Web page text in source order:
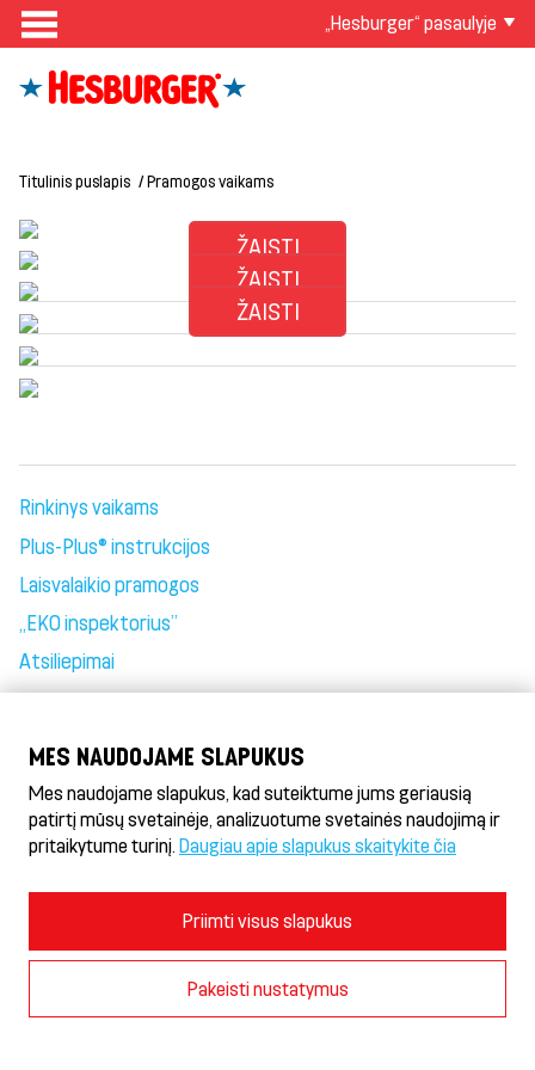
„Hesburger“ pasaulyje
Titulinis puslapis Pramogos vaikams
ŽAISTI
ŽAISTI
ŽAISTI
Rinkinys vaikams
Plus-Plus® instrukcijos
Laisvalaikio pramogos
„EKO inspektorius”
Atsiliepimai
Döner HeseKebab® & Gyros
Naudojimosi sąlygos ir privatumo politika
Slapukų politika
© 2026 AS Hesburger
MES NAUDOJAME SLAPUKUS
Mes naudojame slapukus, kad suteiktume jums geriausią
patirtį mūsų svetainėje, analizuotume svetainės naudojimą ir
pritaikytume turinį. Daugiau apie slapukus skaitykite čia
Priimti visus slapukus
Pakeisti nustatymus